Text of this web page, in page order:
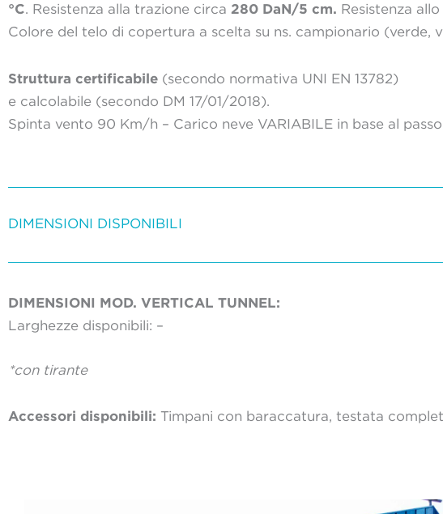
°C. Resistenza alla trazione circa 280 DaN/5 cm. Resistenza
Colore del telo di copertura a scelta su ns. campionario (verde,
Struttura certificabile (secondo normativa UNI EN 13782)
e calcolabile (secondo DM 17/01/2018).
Spinta vento 90 Km/h – Carico neve VARIABILE in base al
DIMENSIONI DISPONIBILI
DIMENSIONI MOD. VERTICAL TUNNEL:
Larghezze disponibili: –
*con tirante
Accessori disponibili: Timpani con baraccatura, testata